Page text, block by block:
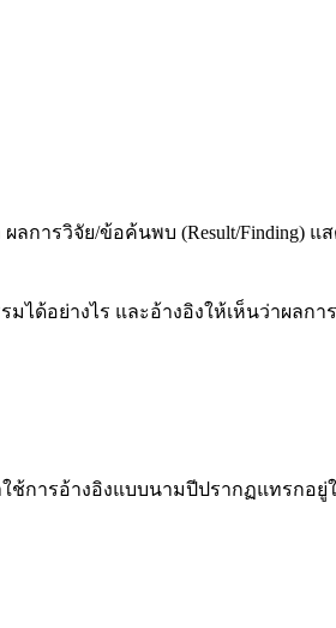
การวิจัย/ข้อค้นพบ (Result/Finding) แ
มได้อย่างไร และอ้างอิงให้เห็นว่าผลก
าใช้การอ้างอิงแบบนามปีปรากฏแทรกอ